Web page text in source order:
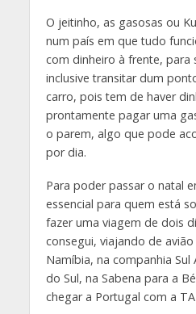
O jeitinho, as gasosas ou
num país em que tudo
com dinheiro à frente, para
inclusive transitar dum
carro, pois tem de haver
prontamente pagar uma
o parem, algo que pode
por dia.
Para poder passar o natal
essencial para quem está
fazer uma viagem de dois
consegui, viajando de avião
Namíbia, na companhia Sul
do Sul, na Sabena para a
chegar a Portugal com a